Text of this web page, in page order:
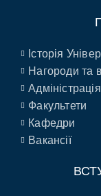
Історія
Нагороди та
Адміністрація
Факультети
Кафедри
Вакансії